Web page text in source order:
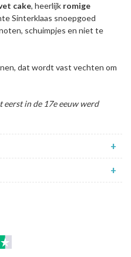
cake, heerlijk romige
Sinterklaas snoepgoed
schuimpjes en niet te
dat wordt vast vechten om
+
+
eerst in de 17e eeuw werd